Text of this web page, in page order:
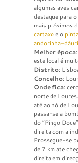
algumas aves
destaque para o
mais próximos
cartaxoe o
andorinha-
Melhor época
este local é
Distrito:
Concelho:
Onde fica:
norte de
até ao nó de
passa-se a
do “Pingo
direita com a
Prossegue-se
de 7 km ate
direita em